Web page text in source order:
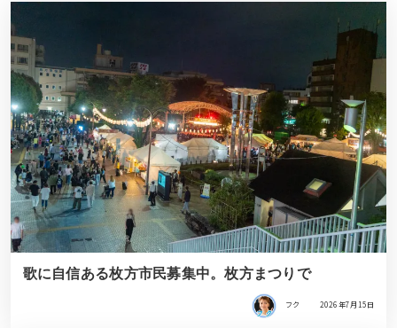
歌に自信ある枚方市民募集中。枚方まつりで
フク 2026年7月15日